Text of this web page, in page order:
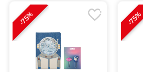
-75% -75%